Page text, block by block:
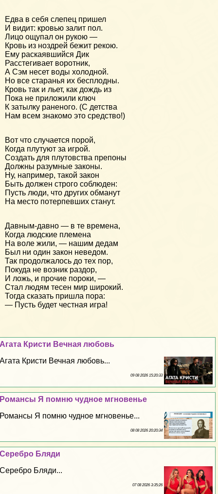
Едва в себя слепец пришел
И видит: кровью залит пол.
Лицо ощупал он рукою —
Кровь из ноздрей бежит рекою.
Ему раскаявшийся Дик
Расстегивает воротник,
А Сэм несет воды холодной.
Но все старанья их бесплодны.
Кровь так и льет, как дождь из
Пока не приложили ключ
К затылку раненого. (С детства
Нам всем знакомо это средство!)
Вот что случается порой,
Когда плутуют за игрой.
Создать для плутовства препоны
Должны разумные законы.
Ну, например, такой закон
Быть должен строго соблюден:
Пусть люди, что других обманут
На место потерпевших станут.
Давным-давно — в те времена,
Когда людские племена
На воле жили, — нашим дедам
Был ни один закон неведом.
Так продолжалось до тех пор,
Покуда не возник раздор,
И ложь, и прочие пороки, —
Стал людям тесен мир широкий.
Тогда сказать пришла пора:
— Пусть будет честная игра!
Агата Кристи Вечная любовь
Агата Кристи Вечная любовь...
09 08 2026 15:20:33
Романсы Я помню чудное мгновенье
Романсы Я помню чудное мгновенье...
08 08 2026 20:20:34
Серебро Бляди
Серебро Бляди...
07 08 2026 3:35:26